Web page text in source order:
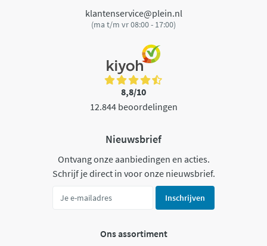
klantenservice@plein.nl
(ma t/m vr 08:00 - 17:00)
8,8/10
12.844 beoordelingen
Nieuwsbrief
Ontvang onze aanbiedingen en acties.
Schrijf je direct in voor onze nieuwsbrief.
Inschrijven
Ons assortiment